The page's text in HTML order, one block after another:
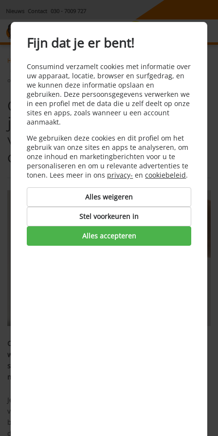
Nieuws Contact 030 - 7009 727
Home
Corona krijgen voor of op je vakantie. Ben je verzekerd voor de
onkosten?
Corona krijgen voor of op
je vakantie. Ben je
verzekerd voor de
onkosten?
Corona krijgen voor of tijdens je vakantie, het is een situatie
waar je niet graag in terecht komt. Wat moet je doen in deze
situatie en ben je wel verzekerd als er onkosten gemaakt
moeten worden? Lees dan verder.
Je bent getest, hebt een vaccinatie of bent volledig hersteld
van corona en gaat zonder zorgen op vakantie. Op vakantie
ben je toch altijd net wat losser dan thuis en laat je hier en
daar de basisregels van het coronabeleid voor wat het is. De
Fijn dat je er bent!
Consumind verzamelt cookies met informatie over
uw apparaat, locatie, browser en surfgedrag, en
we kunnen deze informatie opslaan en
gebruiken. Deze persoonsgegevens verwerken we
in een profiel met de data die u zelf deelt op onze
sites en apps, zoals wanneer u een account
aanmaakt.
We gebruiken deze cookies en dit profiel om het
gebruik van onze sites en apps te analyseren, om
onze inhoud en marketingberichten voor u te
personaliseren en om u relevante advertenties te
tonen. Lees meer in ons privacy- encookiebeleid.
Alles weigeren
Stel voorkeuren in
Alles accepteren